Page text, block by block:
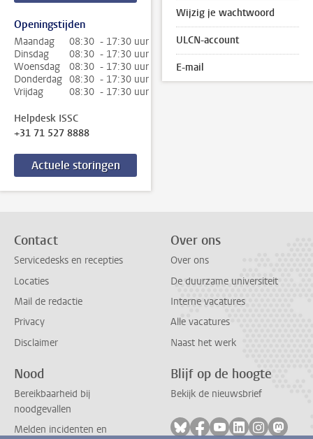
Openingstijden
Maandag
08:30 - 17:30 uur
Dinsdag
08:30 - 17:30 uur
Woensdag
08:30 - 17:30 uur
Donderdag 08:30 - 17:30 uur
Vrijdag
08:30 - 17:30 uur
Helpdesk ISSC
+31 71 527 8888
Actuele storingen
Wijzig je wachtwoord
ULCN-account
E-mail
Contact
Servicedesks en recepties
Locaties
Mail de redactie
Privacy
Disclaimer
Over ons
Over ons
De duurzame universiteit
Interne vacatures
Alle vacatures
Naast het werk
Nood
Bereikbaarheid bij
noodgevallen
Melden incidenten en
Blijf op de hoogte
Bekijk de nieuwsbrief
Volg ons op bluesky
Volg ons op facebook
Volg ons op
Volg ons op
Volg ons
Volg